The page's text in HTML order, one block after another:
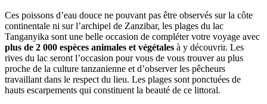
Ces poissons d’eau douce ne pouvant pas être observés sur la côte
continentale ni sur l’archipel de Zanzibar, les plages du lac
Tanganyika sont une belle occasion de compléter votre voyage avec
plus de 2 000 espèces animales et végétales à y découvrir. Les
rives du lac seront l’occasion pour vous de vous trouver au plus
proche de la culture tanzanienne et d’observer les pêcheurs
travaillant dans le respect du lieu. Les plages sont ponctuées de
hauts escarpements qui constituent la beauté de ce littoral.